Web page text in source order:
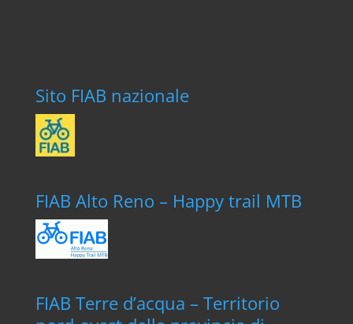
Sito FIAB nazionale
FIAB Alto Reno – Happy trail MTB
FIAB Terre d’acqua – Territorio